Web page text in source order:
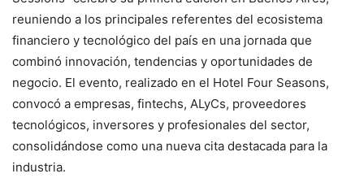
reuniendo a los principales referentes del ecosistema
financiero y tecnológico del país en una jornada que
combinó innovación, tendencias y oportunidades de
negocio. El evento, realizado en el Hotel Four Seasons,
convocó a empresas, fintechs, ALyCs, proveedores
tecnológicos, inversores y profesionales del sector,
consolidándose como una nueva cita destacada para la
industria.